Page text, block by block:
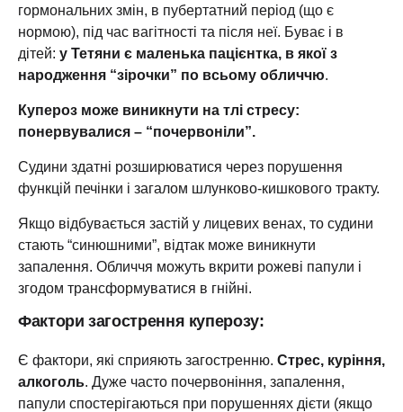
гормональних змін, в пубертатний період (що є
нормою), під час вагітності та після неї. Буває і в
дітей: у Тетяни є маленька пацієнтка, в якої з
народження “зірочки” по всьому обличчю
Купероз може виникнути на тлі стресу:
понервувалися – “почервоніли”.
Судини здатні розширюватися через порушення
функцій печінки і загалом шлунково-кишкового тракту.
Якщо відбувається застій у лицевих венах, то судини
стають “синюшними”, відтак може виникнути
запалення. Обличчя можуть вкрити рожеві папули і
згодом трансформуватися в гнійні.
Фактори загострення куперозу:
Є фактори, які сприяють загостренню. Стрес, куріння,
алкоголь . Дуже часто почервоніння, запалення,
папули спостерігаються при порушеннях дієти (якщо